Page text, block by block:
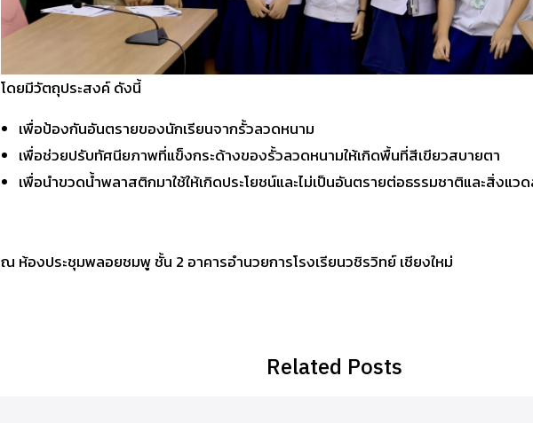
โดยมีวัตถุประสงค์ ดังนี้
เพื่อป้องกันอันตรายของนักเรียนจากรั้วลวดหนาม
เพื่อช่วยปรับทัศนียภาพที่แข็งกระด้างของรั้วลวดหนามให้เกิดพื้นที่สีเขียวสบายตา
เพื่อนำขวดน้ำพลาสติกมาใช้ให้เกิดประโยชน์และไม่เป็นอันตรายต่อธรรมชาติและสิ่งแว
ณ ห้องประชุมพลอยชมพู ชั้น 2 อาคารอำนวยการโรงเรียนวชิรวิทย์ เชียงใหม่
Related Posts